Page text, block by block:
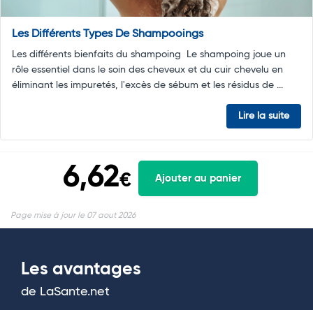
Les Différents Types De Shampooings
Les différents bienfaits du shampoing Le shampoing joue un
rôle essentiel dans le soin des cheveux et du cuir chevelu en
éliminant les impuretés, l'excès de sébum et les résidus de ...
Lire la suite
6,62€ Ajouter au panier
Page mise à jour le 07 aout 2026
Les avantages
de LaSante.net